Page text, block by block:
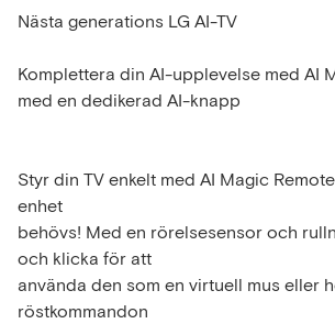
Nästa generations LG AI-TV
Komplettera din AI-upplevelse med AI
med en dedikerad AI-knapp
Styr din TV enkelt med AI Magic
enhet
behövs! Med en rörelsesensor och
och klicka för att
använda den som en virtuell mus eller
röstkommandon